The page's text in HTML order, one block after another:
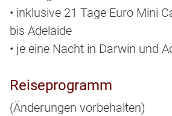
• inklusive 21 Tage Euro Mini
bis Adelaide
• je eine Nacht in Darwin und
Reiseprogramm
(Änderungen vorbehalten)